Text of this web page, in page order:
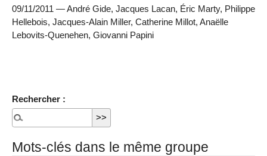
09/11/2011 — André Gide, Jacques Lacan, Éric Marty, Philippe
Hellebois, Jacques-Alain Miller, Catherine Millot, Anaëlle
Lebovits-Quenehen, Giovanni Papini
Rechercher :
Mots-clés dans le même groupe